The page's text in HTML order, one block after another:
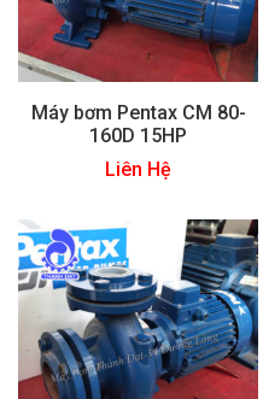
Máy bơm Pentax CM 80-
160D 15HP
Liên Hệ